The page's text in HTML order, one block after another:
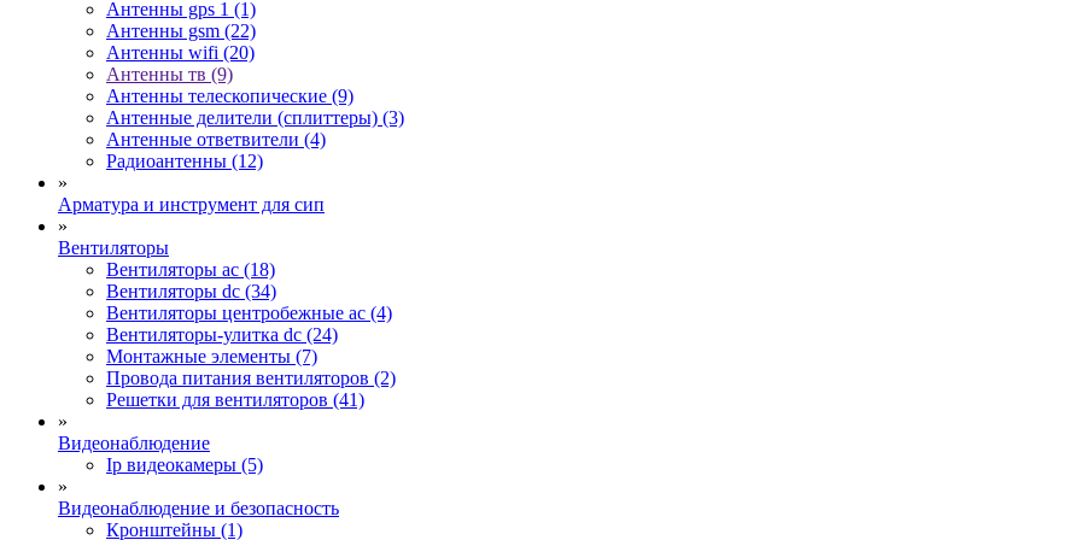
Антенны gps 1 (1)
Антенны gsm (22)
Антенны wifi (20)
Антенны тв (9)
Антенны телескопические (9)
Антенные делители (сплиттеры) (3)
Антенные ответвители (4)
Радиоантенны (12)
»
Арматура и инструмент для сип
»
Вентиляторы
Вентиляторы ac (18)
Вентиляторы dc (34)
Вентиляторы центробежные ac (4)
Вентиляторы-улитка dc (24)
Монтажные элементы (7)
Провода питания вентиляторов (2)
Решетки для вентиляторов (41)
»
Видеонаблюдение
Ip видеокамеры (5)
»
Видеонаблюдение и безопасность
Кронштейны (1)